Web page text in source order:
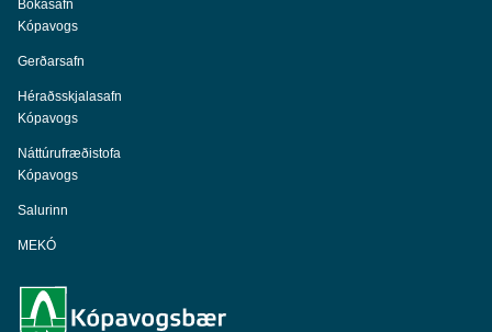
Bókasafn
Kópavogs
Gerðarsafn
Héraðsskjalasafn
Kópavogs
Náttúrufræðistofa
Kópavogs
Salurinn
MEKÓ